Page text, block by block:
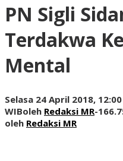
PN Sigli
Terdakwa
Mental
Selasa 24 April 2018,
WIBoleh Redaksi MR-
oleh Redaksi MR